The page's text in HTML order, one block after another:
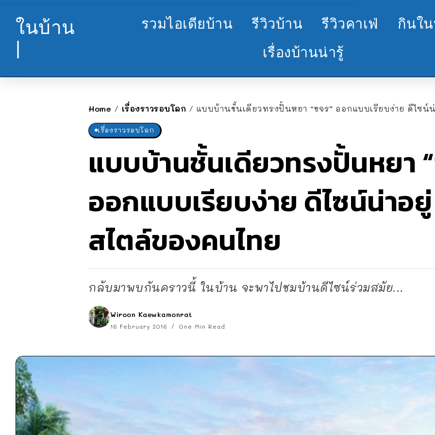
ในบ้าน
|
รวมไอเดียบ้าน รีวิวบ้าน รีวิวคาเฟ่
กินใ
เรื่องบ้านน่ารู้
Home / เรื่องราวรอบโลก / แบบบ้านชั้นเดียวทรงปั้นหยา “ขจร” ออกแบบเรียบง่าย ดีไซน์
เรื่องราวรอบโลก
แบบบ้านชั้นเดียวทรงปั้นหยา
ออกแบบเรียบง่าย ดีไซน์น่าอ
สไตล์ของคนไทย
กลับมาพบกันคราวนี้ ในบ้าน จะพาไปชมบ้านดีไซน์ร่วมสมัย...
Wiroon Kaewkamonrat
16 February 2016 One Min Read